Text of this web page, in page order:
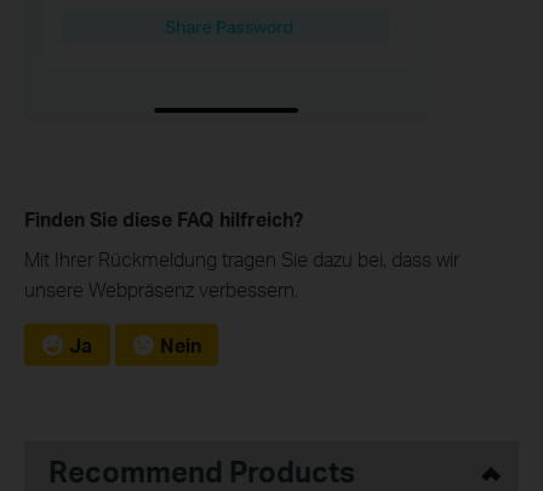
Finden Sie diese FAQ hilfreich?
Mit Ihrer Rückmeldung tragen Sie dazu bei, dass wir
unsere Webpräsenz verbessern.
Ja Nein
Recommend Products